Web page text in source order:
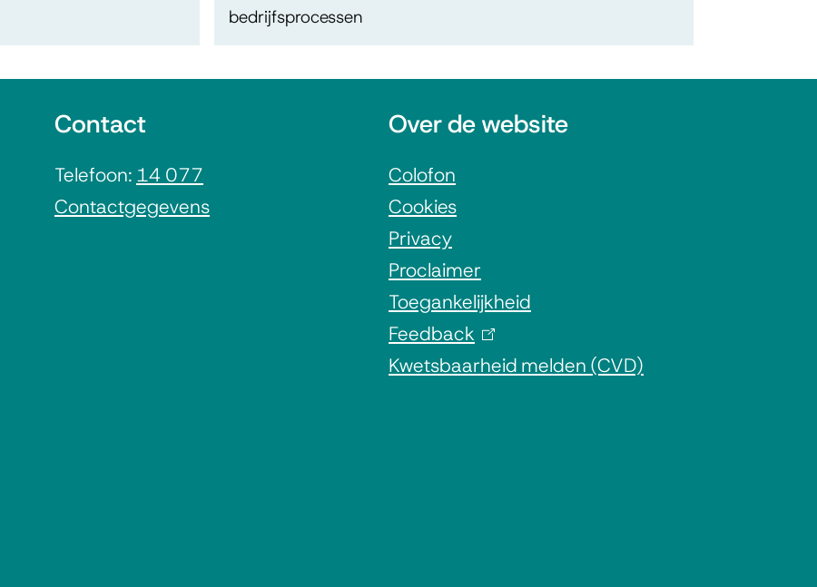
bedrijfsprocessen
Contact
Telefoon: 14 077
Contactgegevens
Over de website
Colofon
Cookies
Privacy
Proclaimer
Toegankelijkheid
Feedback
l
Kwetsbaarheid melden (CVD)